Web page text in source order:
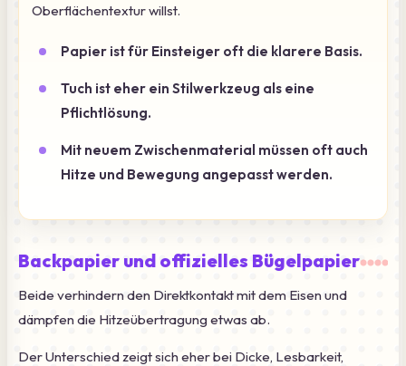
Oberflächentextur willst.
Papier ist für Einsteiger oft die klarere Basis.
Tuch ist eher ein Stilwerkzeug als eine
Pflichtlösung.
Mit neuem Zwischenmaterial müssen oft auch
Hitze und Bewegung angepasst werden.
Backpapier und offizielles Bügelpapier
Beide verhindern den Direktkontakt mit dem Eisen und
dämpfen die Hitzeübertragung etwas ab.
Der Unterschied zeigt sich eher bei Dicke, Lesbarkeit,